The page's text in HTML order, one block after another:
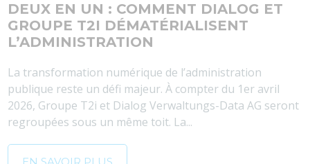
DEUX EN UN : COMMENT DIALOG ET
GROUPE T2I DÉMATÉRIALISENT
L’ADMINISTRATION
La transformation numérique de l’administration
publique reste un défi majeur. À compter du 1er avril
2026, Groupe T2i et Dialog Verwaltungs-Data AG seront
regroupées sous un même toit. La...